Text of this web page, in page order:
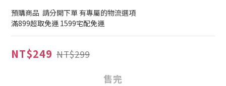
預購商品  請分開下單 有專屬的物流選項
滿899超取免運 1599宅配免運
NT$249 NT$299
售完